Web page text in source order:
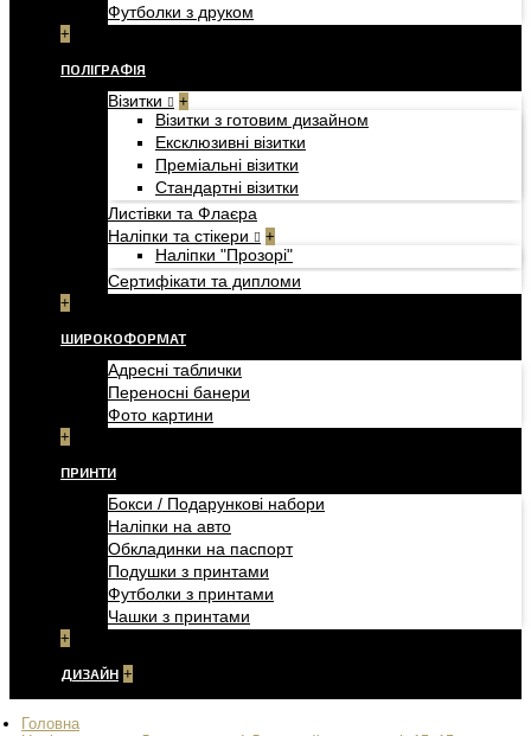
Футболки з друком
+
ПОЛІГРАФІЯ
Візитки +
Візитки з готовим дизайном
Ексклюзивні візитки
Преміальні візитки
Стандартні візитки
Листівки та Флаєра
Наліпки та стікери
+
Наліпки "Прозорі"
Сертифікати та дипломи
+
ШИРОКОФОРМАТ
Адресні таблички
Переносні банери
Фото картини
+
ПРИНТИ
Бокси / Подарункові набори
Наліпки на авто
Обкладинки на паспорт
Подушки з принтами
Футболки з принтами
Чашки з принтами
+
ДИЗАЙН +
Головна